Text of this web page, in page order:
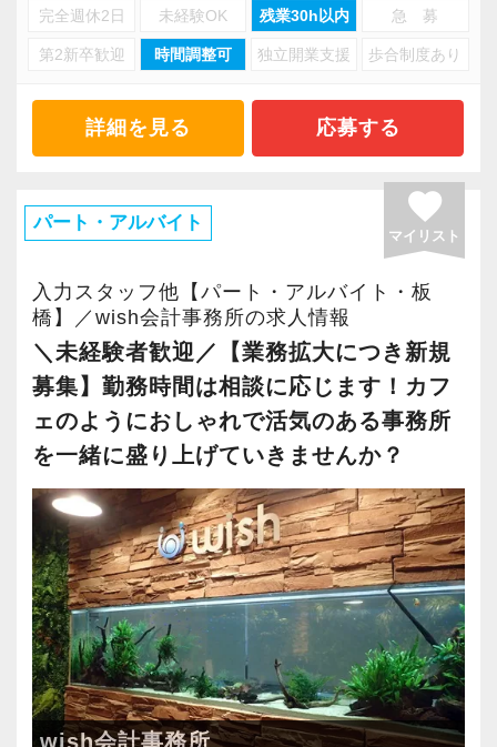
担当者チーム（5人1組）とは別に、
入力専属チームがあることで、役割分担が明確
になっています。
それぞれの専門性を活かしながら、
コツコツと正確に仕事を進められる方が活躍で
■ 働きやすさについて
・扶養内勤務可能
・社会保険完備
・産休・育休実績多数
・池袋駅C9出口より徒歩1分
ライフステージが変わっても働き続けられる環
境づくりを行っています。
■ 最後に
限られた時間の中でも、誰かの役に立てる仕事
がしたい。
か？
を中心とした、落ち着いていて相談がしやすい
税理士法人です。
私たちは、紹介や新規のご契約により【顧問法
人数が右肩上がりに増加】を続けています。
業績好調による組織拡大にともない、新しくお
迎えするアシスタント（パート・アルバイト）
のメンバーが不安なく、心から安心して長く活
躍できるよう、職場環境の改善とサポート体制
の構築に本気で取り組んでいます。
当事務所が誇る「4つの魅力」をご紹介します。
軟なシフト・お休み相談」
パート・アルバイトの方にとって、最も大切な
のは「無理なく続けられること」だと考えてい
ます。
そのため、週3日〜、1日5時間〜といった柔軟な
シフト調整が可能です。
もちろん、「扶養内勤務」のご相談も大歓迎。
お子様の学校行事や急な体調不良によるスケジ
完全週休2日 未経験OK 残業30h以内 急 募
第2新卒歓迎 時間調整可 独立開業支援 歩合制度あり
詳細を見る 応募する
パート・アルバイト favorite
マイリスト
入力スタッフ他【パート・アルバイト・板
橋】／wish会計事務所の求人情報
＼未経験者歓迎／【業務拡大につき新規
募集】勤務時間は相談に応じます！カフ
ェのようにおしゃれで活気のある事務所
を一緒に盛り上げていきませんか？
wish会計事務所